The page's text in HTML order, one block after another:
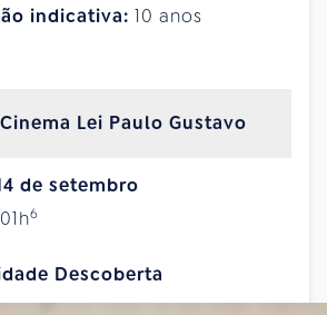
indicativa: 10 anos
Lei Paulo Gustavo
de setembro
6
Descoberta